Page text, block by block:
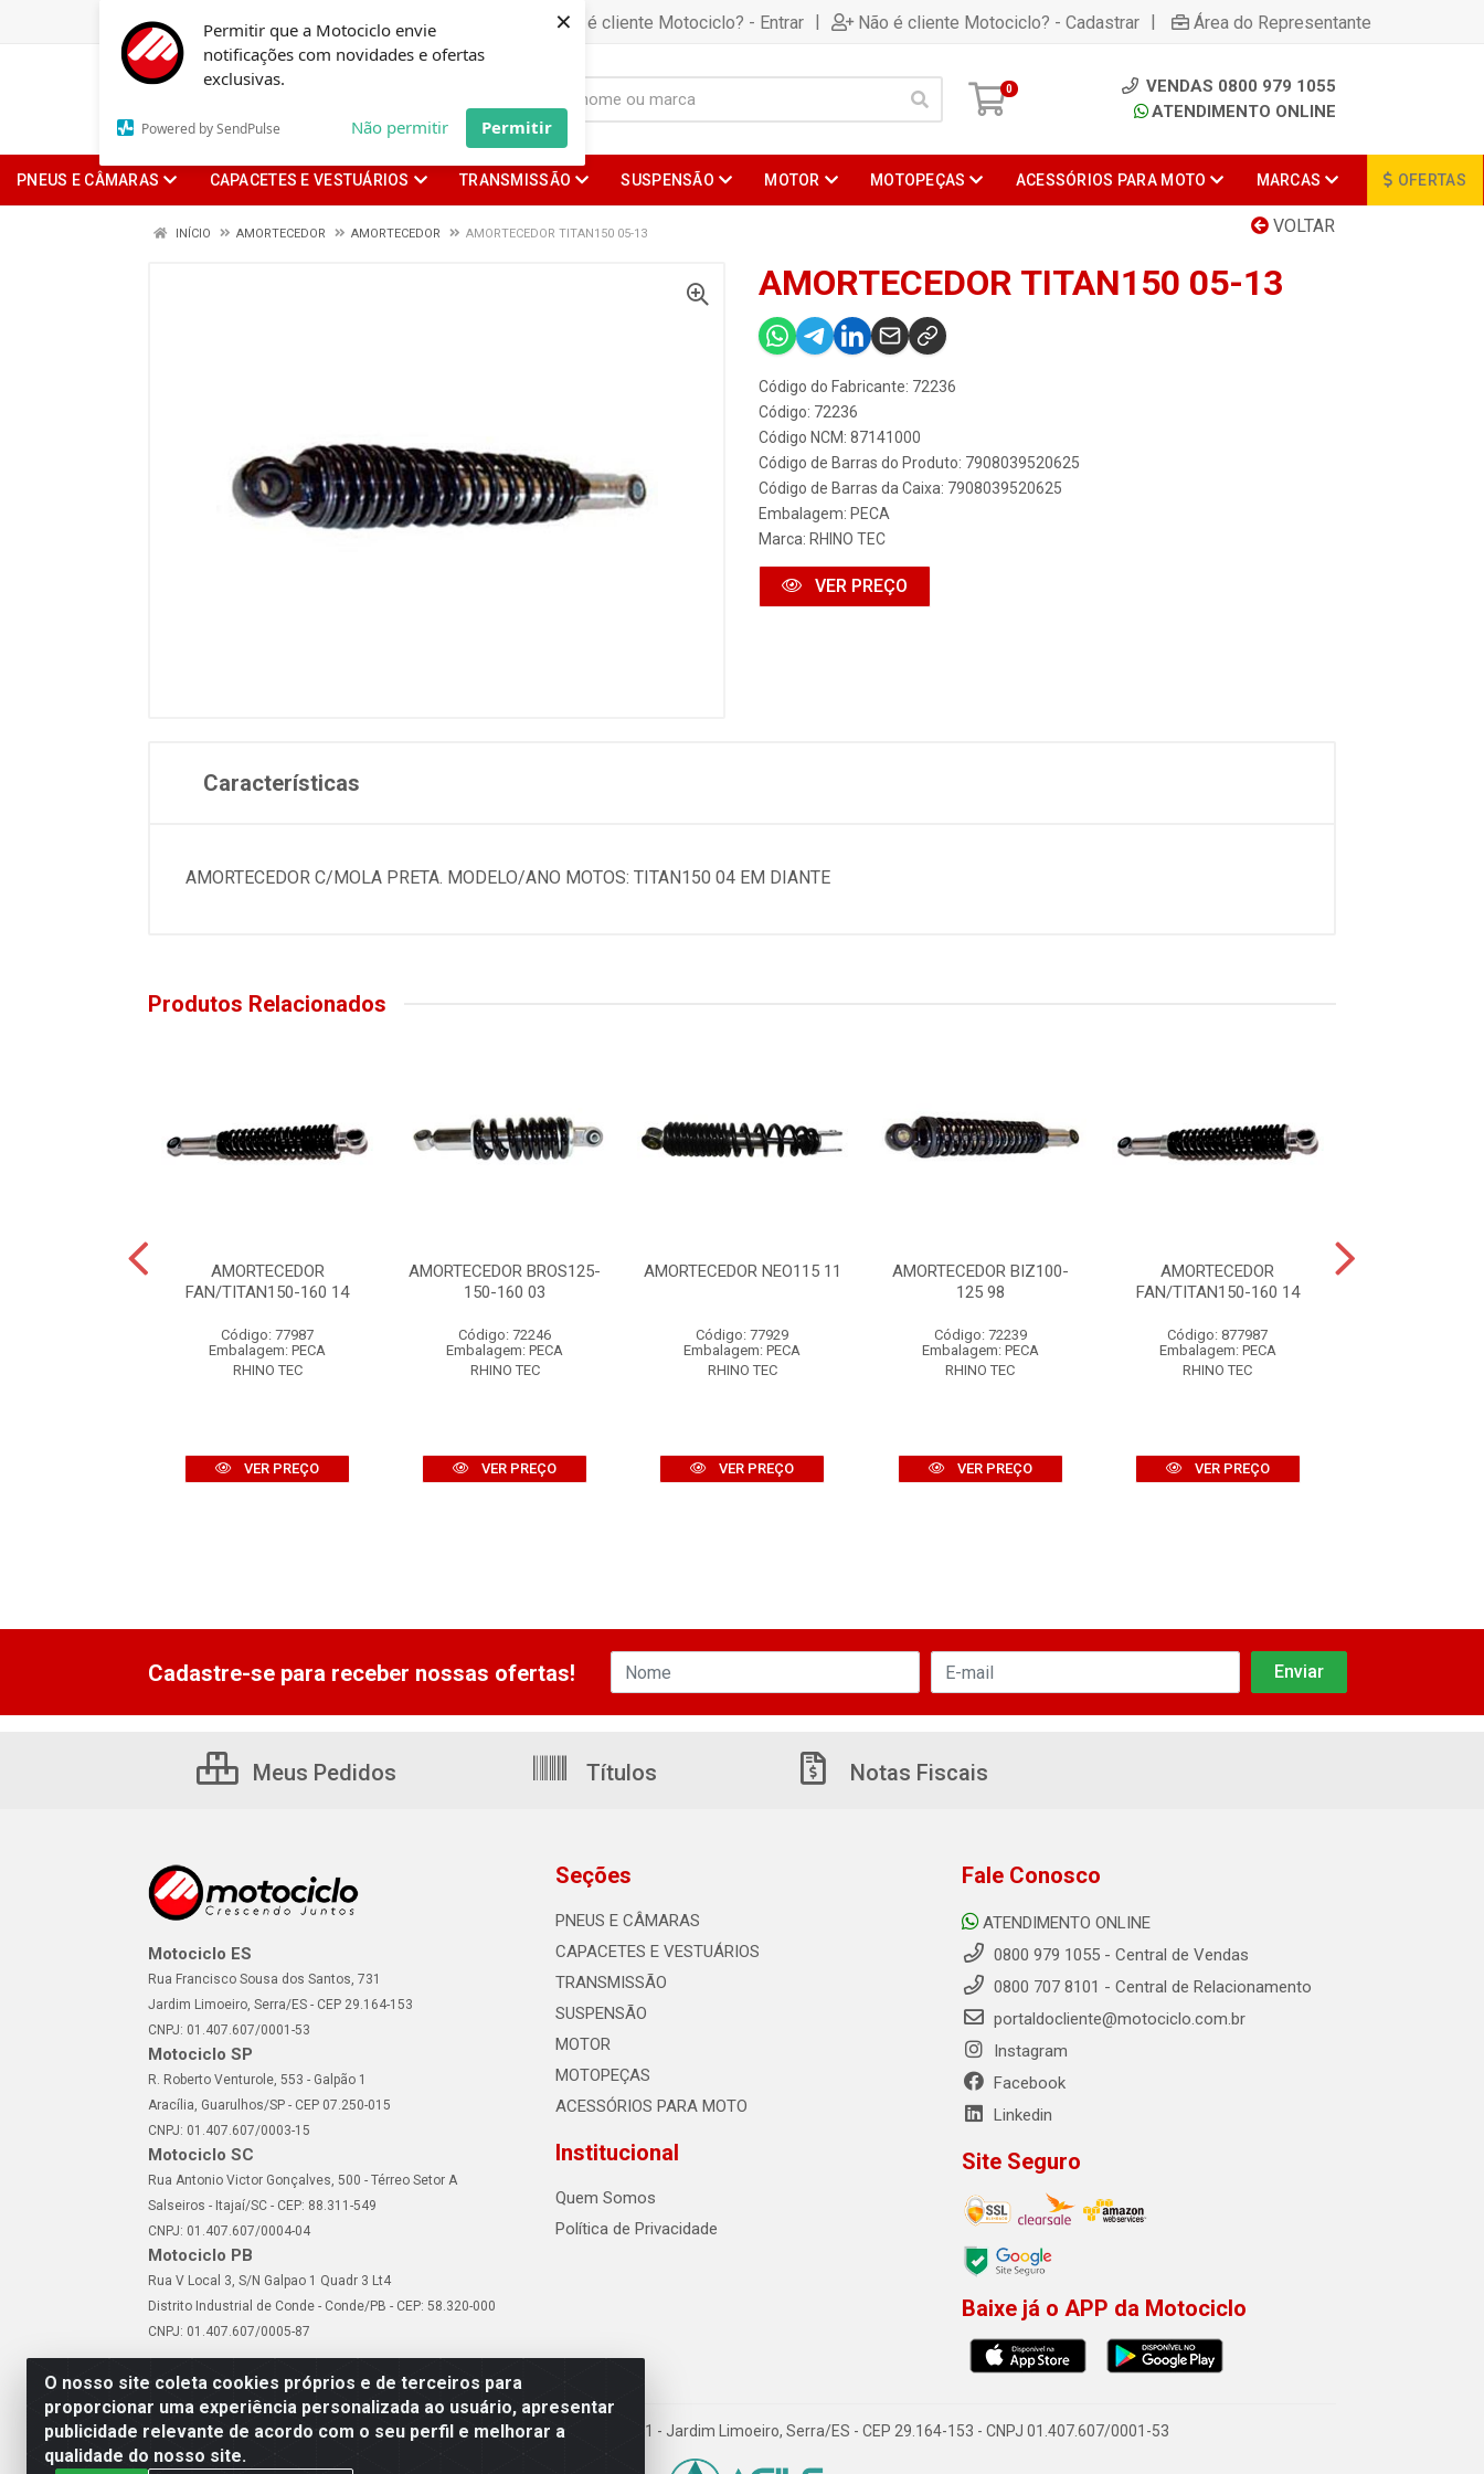
Permitir que a Motociclo envie
notificações com novidades e ofertas
exclusivas.
Powered by SendPulse Não permitir Permitir
×Já é cliente Motociclo? - Entrar | Não é cliente Motociclo? - Cadastrar | Área do Representante
0
VENDAS 0800 979 1055
ATENDIMENTO ONLINE
PNEUS E CÂMARAS CAPACETES E VESTUÁRIOS TRANSMISSÃO SUSPENSÃO MOTOR MOTOPEÇAS ACESSÓRIOS PARA MOTO MARCAS OFERTAS
VOLTAR
INÍCIO AMORTECEDOR AMORTECEDOR AMORTECEDOR TITAN150 05-13
AMORTECEDOR TITAN150 05-13
Código do Fabricante: 72236
Código: 72236
Código NCM: 87141000
Código de Barras do Produto: 7908039520625
Código de Barras da Caixa: 7908039520625
Embalagem: PECA
Marca: RHINO TEC
VER PREÇO
Características
AMORTECEDOR C/MOLA PRETA. MODELO/ANO MOTOS: TITAN150 04 EM DIANTE
Produtos Relacionados
AMORTECEDOR
FAN/TITAN150-160 14
Código: 77987
Embalagem: PECA
RHINO TEC
VER PREÇO
AMORTECEDOR BROS125-
150-160 03
Código: 72246
Embalagem: PECA
RHINO TEC
VER PREÇO
AMORTECEDOR NEO115 11
Código: 77929
Embalagem: PECA
RHINO TEC
VER PREÇO
AMORTECEDOR BIZ100-
125 98
Código: 72239
Embalagem: PECA
RHINO TEC
VER PREÇO
AMORTECEDOR
FAN/TITAN150-160 14
Código: 877987
Embalagem: PECA
RHINO TEC
VER PREÇO
O nosso site coleta cookies próprios e de terceiros para
proporcionar uma experiência personalizada ao usuário, apresentar
publicidade relevante de acordo com o seu perfil e melhorar a
qualidade do nosso site.
Cadastre-se para receber nossas ofertas!
Meus Pedidos Títulos Notas Fiscais
Motociclo ES
Rua Francisco Sousa dos Santos, 731
Jardim Limoeiro, Serra/ES - CEP 29.164-153
CNPJ: 01.407.607/0001-53
Motociclo SP
R. Roberto Venturole, 553 - Galpão 1
Aracília, Guarulhos/SP - CEP 07.250-015
CNPJ: 01.407.607/0003-15
Motociclo SC
Rua Antonio Victor Gonçalves, 500 - Térreo Setor A
Salseiros - Itajaí/SC - CEP: 88.311-549
CNPJ: 01.407.607/0004-04
Motociclo PB
Rua V Local 3, S/N Galpao 1 Quadr 3 Lt4
Distrito Industrial de Conde - Conde/PB - CEP: 58.320-000
CNPJ: 01.407.607/0005-87
Seções
PNEUS E CÂMARAS
CAPACETES E VESTUÁRIOS
TRANSMISSÃO
SUSPENSÃO
MOTOR
MOTOPEÇAS
ACESSÓRIOS PARA MOTO
Institucional
Quem Somos
Política de Privacidade
Fale Conosco
ATENDIMENTO ONLINE
0800 979 1055 - Central de Vendas
0800 707 8101 - Central de Relacionamento
portaldocliente@motociclo.com.br
Instagram
Facebook
Linkedin
Site Seguro
Baixe já o APP da Motociclo
Motociclo - Rua Francisco Sousa dos Santos, 731 - Jardim Limoeiro, Serra/ES - CEP 29.164-153 - CNPJ 01.407.607/0001-53